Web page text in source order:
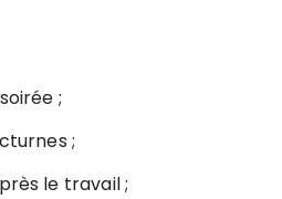
;
;
le travail ;